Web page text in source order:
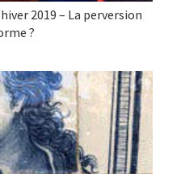
2019 – La perversion
?